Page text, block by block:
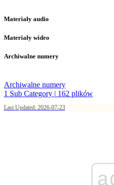
Materiały audio
Materiały wideo
Archiwalne numery
Archiwalne numery
1 Sub Category | 162 plików
Last Updated: 2026-07-23